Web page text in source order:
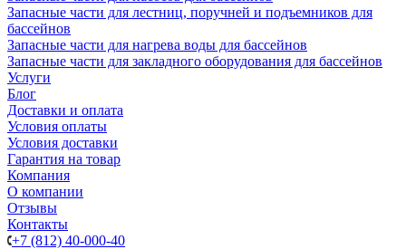
Запасные части для лестниц, поручней и подъемников для
бассейнов
Запасные части для нагрева воды для бассейнов
Запасные части для закладного оборудования для бассейнов
Услуги
Блог
Доставки и оплата
Условия оплаты
Условия доставки
Гарантия на товар
Компания
О компании
Отзывы
Контакты
+7 (812) 40-000-40